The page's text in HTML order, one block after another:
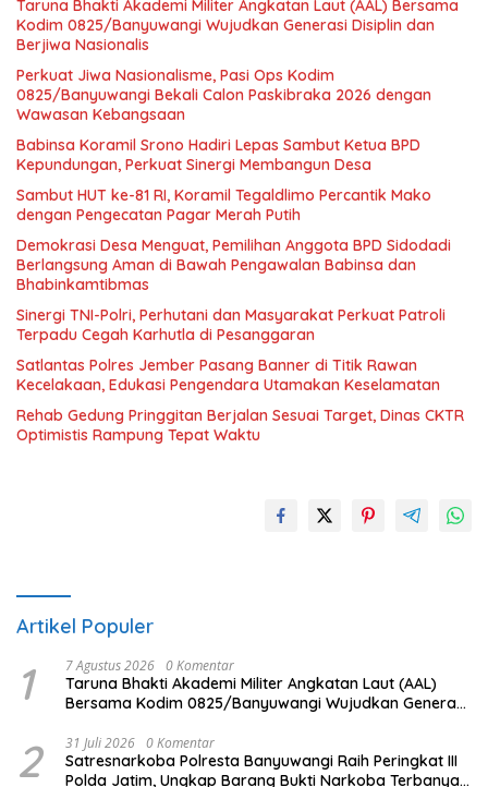
Taruna Bhakti Akademi Militer Angkatan Laut (AAL) Bersama
Kodim 0825/Banyuwangi Wujudkan Generasi Disiplin dan
Berjiwa Nasionalis
Perkuat Jiwa Nasionalisme, Pasi Ops Kodim
0825/Banyuwangi Bekali Calon Paskibraka 2026 dengan
Wawasan Kebangsaan
Babinsa Koramil Srono Hadiri Lepas Sambut Ketua BPD
Kepundungan, Perkuat Sinergi Membangun Desa
Sambut HUT ke-81 RI, Koramil Tegaldlimo Percantik Mako
dengan Pengecatan Pagar Merah Putih
Demokrasi Desa Menguat, Pemilihan Anggota BPD Sidodadi
Berlangsung Aman di Bawah Pengawalan Babinsa dan
Bhabinkamtibmas
Sinergi TNI-Polri, Perhutani dan Masyarakat Perkuat Patroli
Terpadu Cegah Karhutla di Pesanggaran
Satlantas Polres Jember Pasang Banner di Titik Rawan
Kecelakaan, Edukasi Pengendara Utamakan Keselamatan
Rehab Gedung Pringgitan Berjalan Sesuai Target, Dinas CKTR
Optimistis Rampung Tepat Waktu
Artikel Populer
1 7 Agustus 2026 0 Komentar
Taruna Bhakti Akademi Militer Angkatan Laut (AAL)
Bersama Kodim 0825/Banyuwangi Wujudkan Generasi
2 31 Juli 2026 0 Komentar
Satresnarkoba Polresta Banyuwangi Raih Peringkat III
Polda Jatim, Ungkap Barang Bukti Narkoba Terbanyak